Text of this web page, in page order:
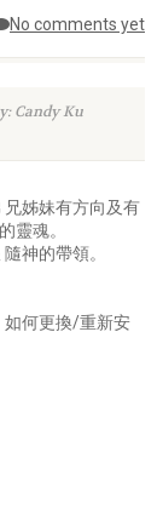
No comments yet
Candy Ku
姊妹有方向及有
靈魂。
神的帶領。
如何更換/重新安